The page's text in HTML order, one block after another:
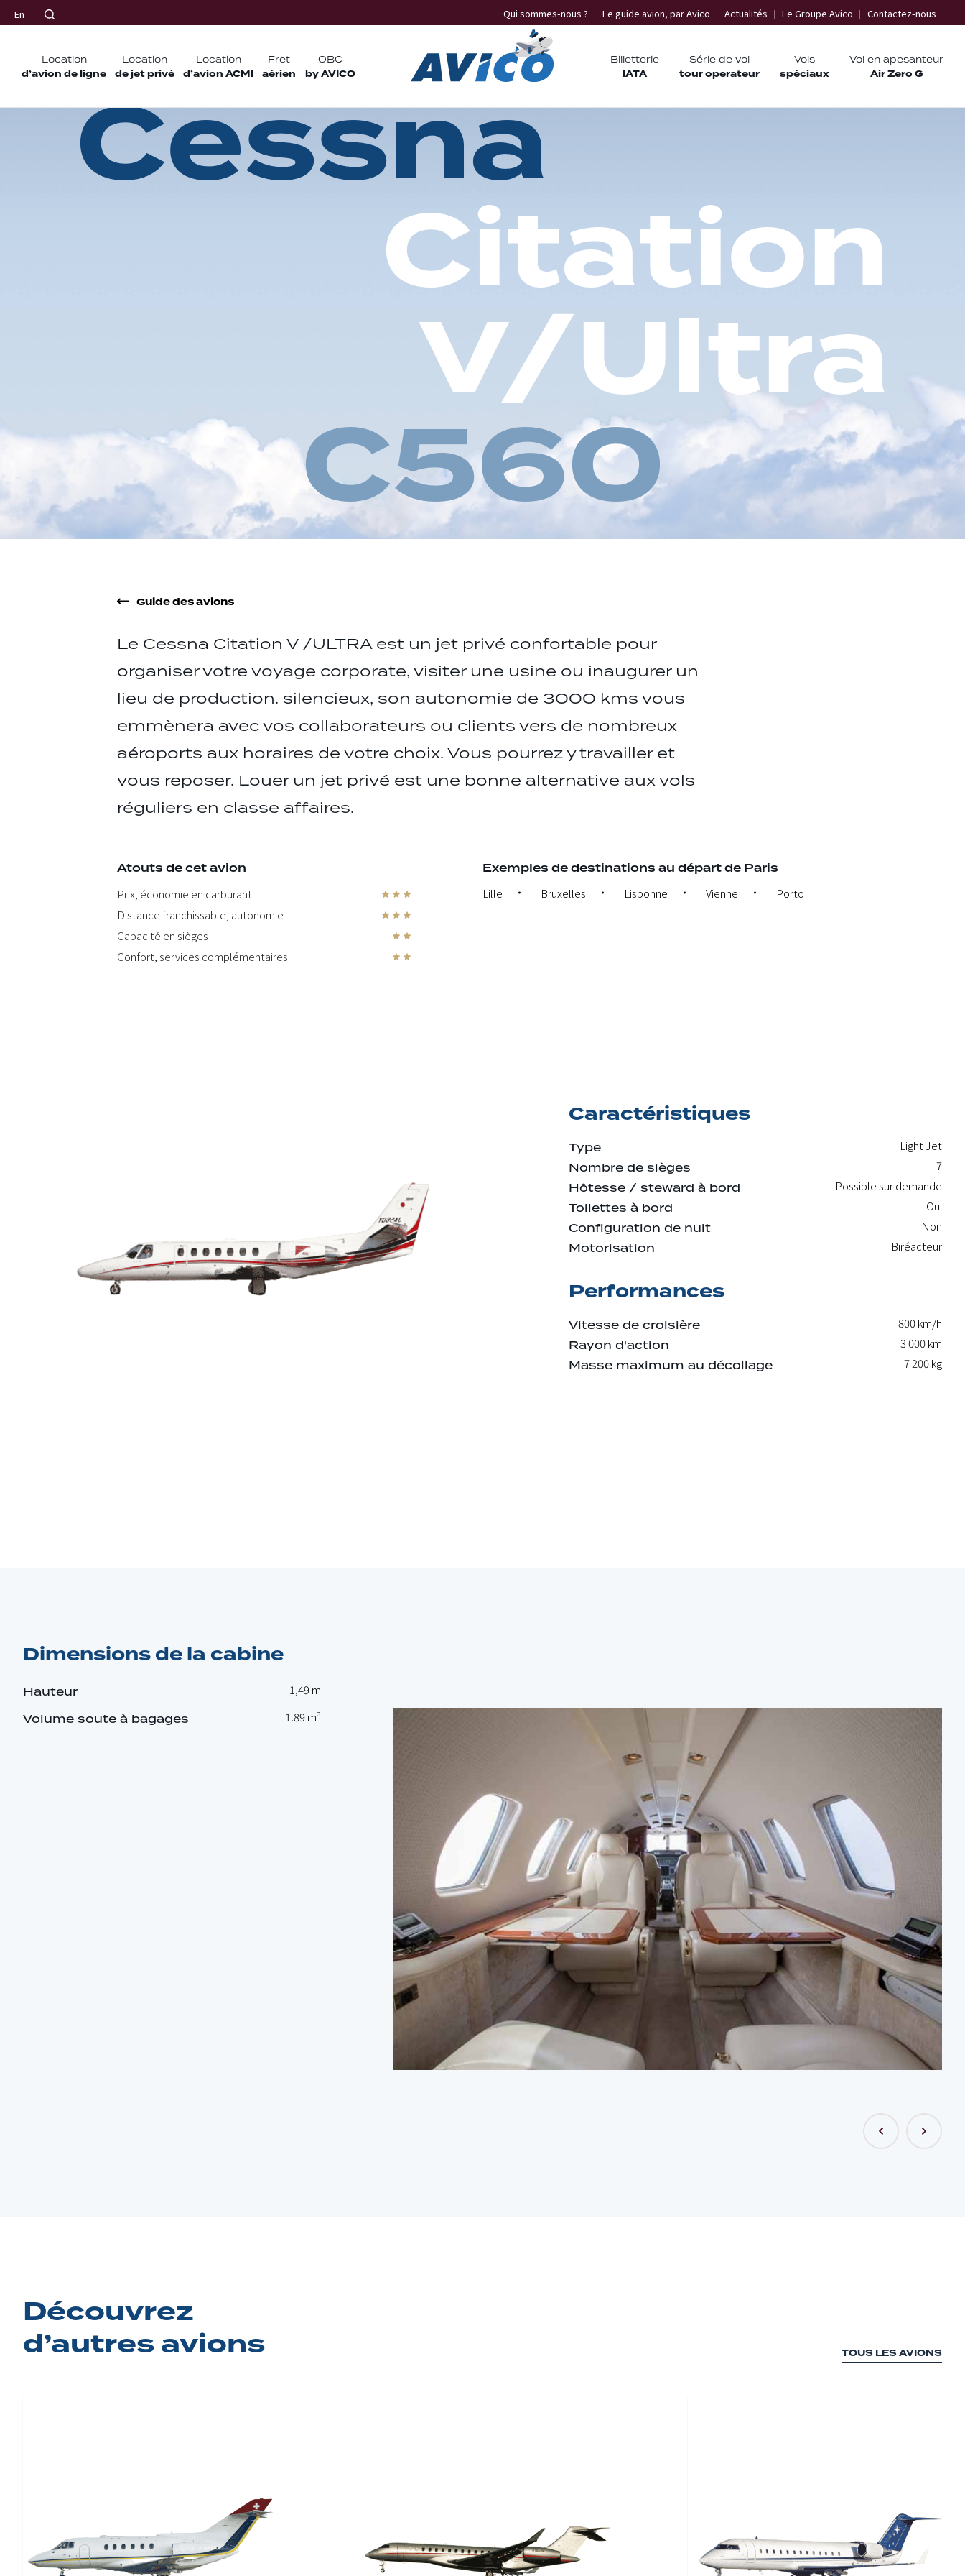
En Qui sommes-nous ? Le guide avion, par Avico Actualités Le Groupe Avico Contactez-nous
Location
d’avion de ligne
Location
de jet privé
Location
d’avion ACMI
Fret
aérien
OBC
by AVICO
Billetterie
IATA
Série de vol
tour operateur
Vols
spéciaux
Vol en apesanteur
Air Zero G
Cessna
Citation
V/Ultra
C560
Guide des avions
Le Cessna Citation V /ULTRA est un jet privé confortable pour
organiser votre voyage corporate, visiter une usine ou inaugurer un
lieu de production. silencieux, son autonomie de 3000 kms vous
emmènera avec vos collaborateurs ou clients vers de nombreux
aéroports aux horaires de votre choix. Vous pourrez y travailler et
vous reposer. Louer un jet privé est une bonne alternative aux vols
réguliers en classe affaires.
Atouts de cet avion
Prix, économie en carburant
Distance franchissable, autonomie
Capacité en sièges
Confort, services complémentaires
Exemples de destinations au départ de Paris
Lille Bruxelles Lisbonne Vienne Porto
Caractéristiques
Type Light Jet
Nombre de sièges 7
Hôtesse / steward à bord Possible sur demande
Toilettes à bord Oui
Configuration de nuit Non
Motorisation Biréacteur
Performances
Vitesse de croisière 800 km/h
Rayon d'action 3 000 km
Masse maximum au décollage 7 200kg
Dimensions de la cabine
Hauteur 1,49 m
Volume soute à bagages 1.89 m³
Découvrez
d’autres avions
TOUS LES AVIONS